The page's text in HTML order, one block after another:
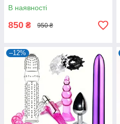
В наявності
850 ₴ 950 ₴
–12%